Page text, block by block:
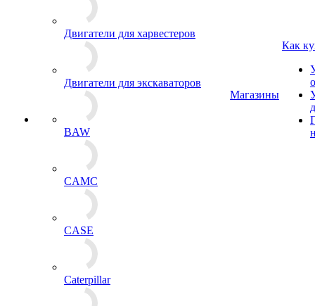
Двигатели для харвестеров
Двигатели для экскаваторов
BAW
CAMC
CASE
Caterpillar
Магазины
Как